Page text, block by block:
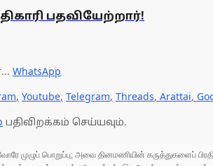
பதவியேற்றார்!
WhatsApp
, Youtube, Telegram, Threads, Arattai,
பதிவிறக்கம் செய்யவும்.
முழுப் பொறுப்பு; அவை தினமணியின் கருத்துகளைப்